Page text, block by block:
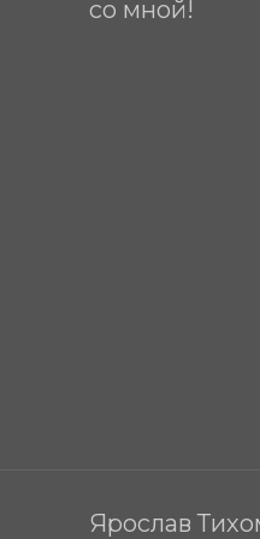
со мной!
Ярослав